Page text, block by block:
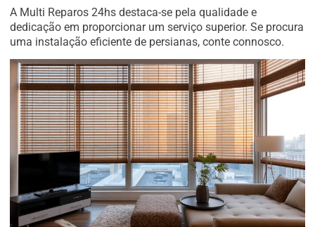
A Multi Reparos 24hs destaca-se pela qualidade e
dedicação em proporcionar um serviço superior. Se procura
uma instalação eficiente de persianas, conte connosco.